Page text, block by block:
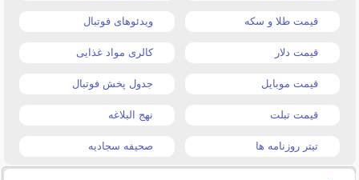
قیمت طلا و سکه ویدئوهای فوتبال
قیمت دلار کالری مواد غذایی
قیمت موبایل جدول پخش فوتبال
قیمت تبلت نهج البلاغه
تیتر روزنامه ها صحیفه سجادیه